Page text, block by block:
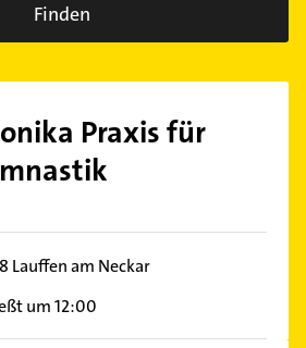
Finden
Praxis für
Lauffen am Neckar
um 12:00